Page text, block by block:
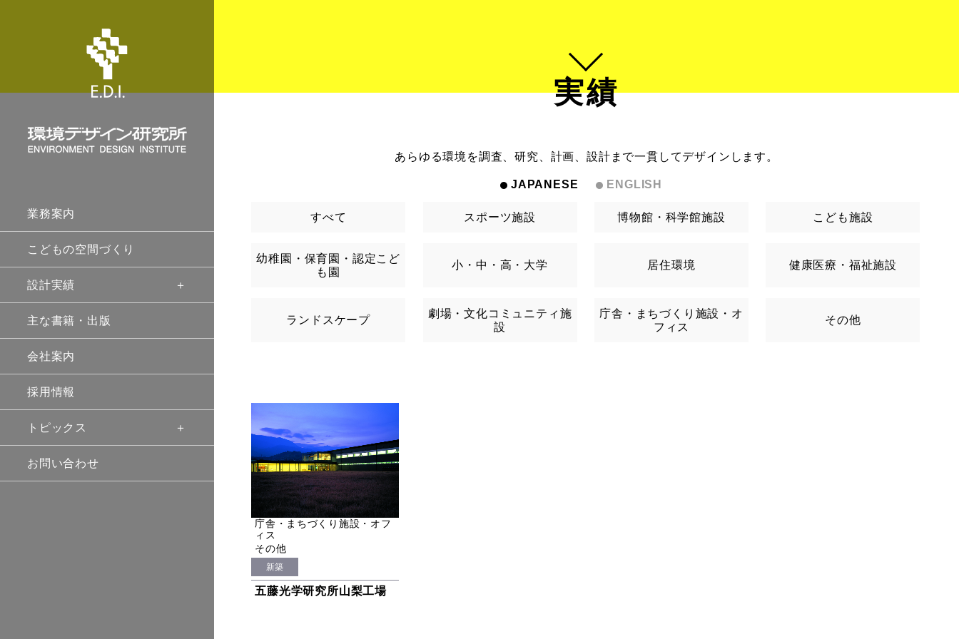
業務案内
こどもの空間づくり
設計実績
主な書籍・出版
会社案内
採用情報
トピックス
お問い合わせ
実績
あらゆる環境を調査、研究、計画、設計まで一貫してデザインします。
JAPANESE ENGLISH
すべて スポーツ施設 博物館・科学館施設 こども施設
幼稚園・保育園・認定こど
も園
小・中・高・大学 居住環境 健康医療・福祉施設
ランドスケープ
劇場・文化コミュニティ施
設
庁舎・まちづくり施設・オ
フィス
その他
庁舎・まちづくり施設・オフ
ィス
その他
新築
五藤光学研究所山梨工場